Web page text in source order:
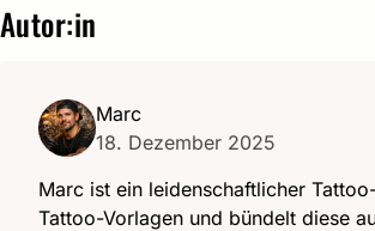
Autor:in
Marc
18. Dezember 2025
Marc ist ein leidenschaftlicher
Tattoo-Vorlagen und bündelt diese